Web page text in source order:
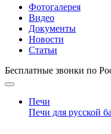
Фотогалерея
Видео
Документы
Новости
Статьи
Бесплатные звонки по
Печи
Печи для русской